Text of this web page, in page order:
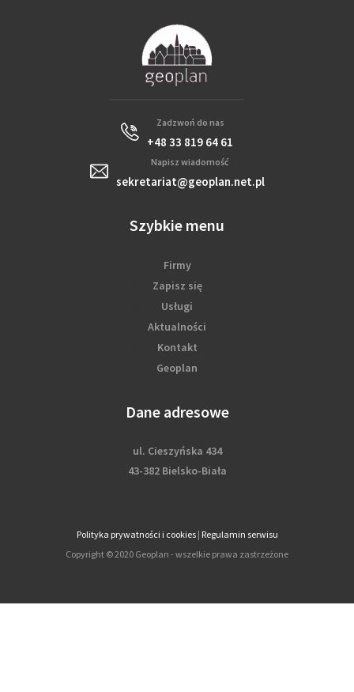
Zadzwoń do nas
+48 33 819 64 61
Napisz wiadomość
sekretariat@geoplan.net.pl
Szybkie menu
Firmy
Zapisz się
Usługi
Aktualności
Kontakt
Geoplan
Dane adresowe
ul. Cieszyńska 434
43-382 Bielsko-Biała
Polityka prywatności i cookies| Regulamin serwisu
Copyright © 2020 Geoplan - wszelkie prawa zastrzeżone